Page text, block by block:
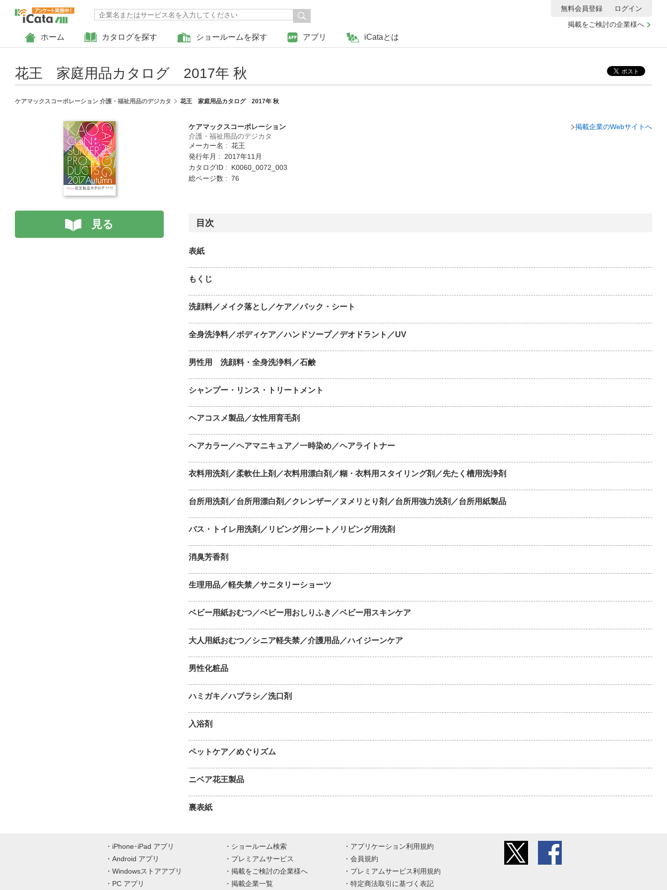
ホーム カタログを探す ショールームを探す アプリ iCataとは
掲載をご検討の企業様へ
無料会員登録 ログイン
花王 家庭用品カタログ 2017年 秋
ケアマックスコーポレーション 介護・福祉用品のデジカタ 花王 家庭用品カタログ 2017年 秋
見る
ケアマックスコーポレーション
介護・福祉用品のデジカタ
メーカー名 : 花王
発行年月 : 2017年11月
カタログID : K0060_0072_003
総ページ数 : 76
掲載企業のWebサイトへ
目次
表紙
もくじ
洗顔料／メイク落とし／ケア／パック・シート
全身洗浄料／ボディケア／ハンドソープ／デオドラント／UV
男性用 洗顔料・全身洗浄料／石鹸
シャンプー・リンス・トリートメント
ヘアコスメ製品／女性用育毛剤
ヘアカラー／ヘアマニキュア／一時染め／ヘアライトナー
衣料用洗剤／柔軟仕上剤／衣料用漂白剤／糊・衣料用スタイリング剤／先たく槽用洗浄剤
台所用洗剤／台所用漂白剤／クレンザー／ヌメリとり剤／台所用強力洗剤／台所用紙製品
バス・トイレ用洗剤／リビング用シート／リビング用洗剤
消臭芳香剤
生理用品／軽失禁／サニタリーショーツ
ベビー用紙おむつ／ベビー用おしりふき／ベビー用スキンケア
大人用紙おむつ／シニア軽失禁／介護用品／ハイジーンケア
男性化粧品
ハミガキ／ハブラシ／洗口剤
入浴剤
ペットケア／めぐりズム
ニベア花王製品
裏表紙
iPhone･iPad アプリ
Android アプリ
Windowsストアアプリ
PC アプリ
ショールーム検索
プレミアムサービス
掲載をご検討の企業様へ
掲載企業一覧
アプリケーション利用規約
会員規約
プレミアムサービス利用規約
特定商法取引に基づく表記